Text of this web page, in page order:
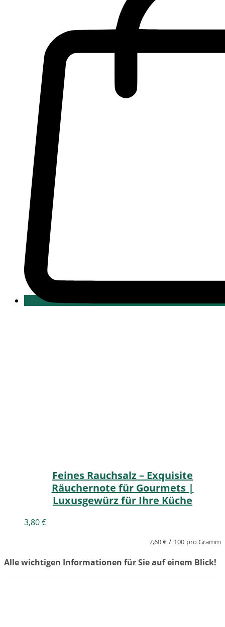
Feines Rauchsalz – Exquisite
Räuchernote für Gourmets |
Luxusgewürz für Ihre Küche
3,80€
7,60€ / 100 pro Gramm
Alle wichtigen Informationen für Sie auf einem Blick!